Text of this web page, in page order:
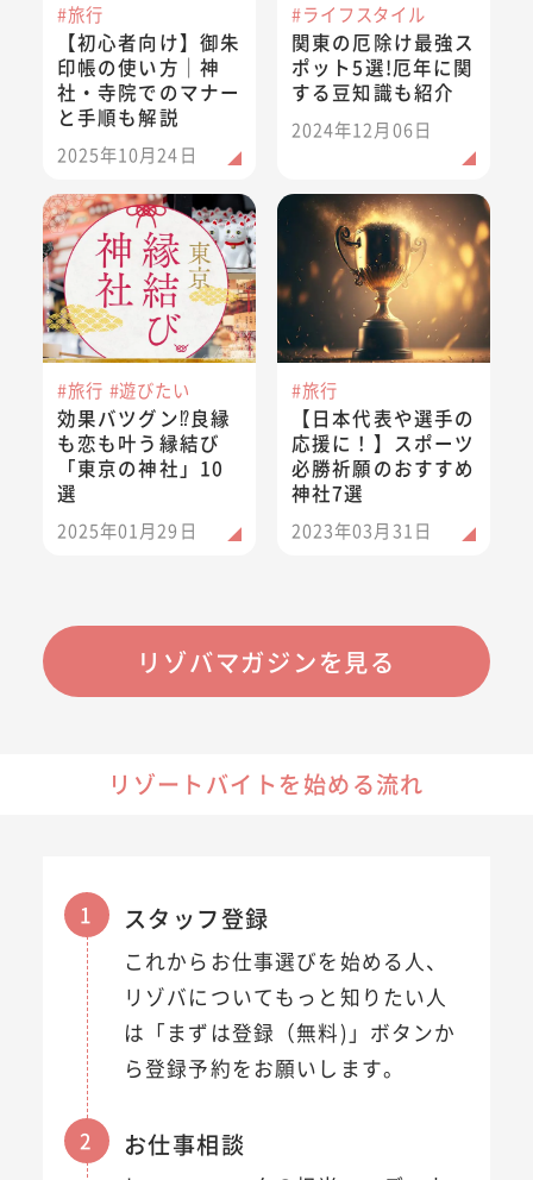
#旅行
【初心者向け】御朱
印帳の使い方｜神
社・寺院でのマナー
と手順も解説
2025年10月24日
#ライフスタイル
関東の厄除け最強ス
ポット5選!厄年に関
する豆知識も紹介
2024年12月06日
効果バツグン⁉良縁も恋も叶う縁結び「東京の神社」10選
#旅行 #遊びたい
効果バツグン⁉良縁
も恋も叶う縁結び
「東京の神社」10
選
2025年01月29日
【日本代表や選手の応援に！
#旅行
【日本代表や選手の
応援に！】スポーツ
必勝祈願のおすすめ
神社7選
2023年03月31日
リゾバマガジンを見る
リゾートバイトを始める流れ
1 スタッフ登録
これからお仕事選びを始める人、
リゾバについてもっと知りたい人
は「まずは登録（無料)」ボタンか
ら登録予約をお願いします。
2 お仕事相談